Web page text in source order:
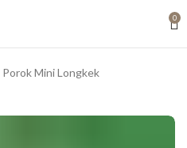
0
Porok Mini Longkek